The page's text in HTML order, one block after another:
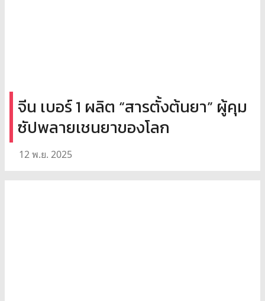
จีน เบอร์ 1 ผลิต “สารตั้งต้นยา” ผู้คุม
ซัปพลายเชนยาของโลก
12 พ.ย. 2025